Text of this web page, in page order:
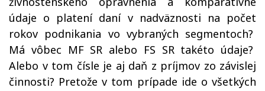
údaje o platení daní v nadväznosti na počet
rokov podnikania vo vybraných segmentoch?
Má vôbec MF SR alebo FS SR takéto údaje?
Alebo v tom čísle je aj daň z príjmov zo závislej
činnosti? Pretože v tom prípade ide o všetkých